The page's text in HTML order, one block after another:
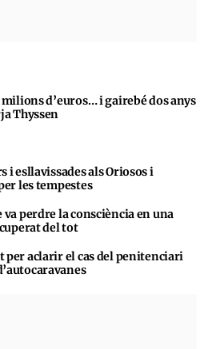
milions d’euros… i gairebé dos anys
Thyssen
i esllavissades als Oriosos i
les tempestes
va perdre la consciència en una
del tot
aclarir el cas del penitenciari